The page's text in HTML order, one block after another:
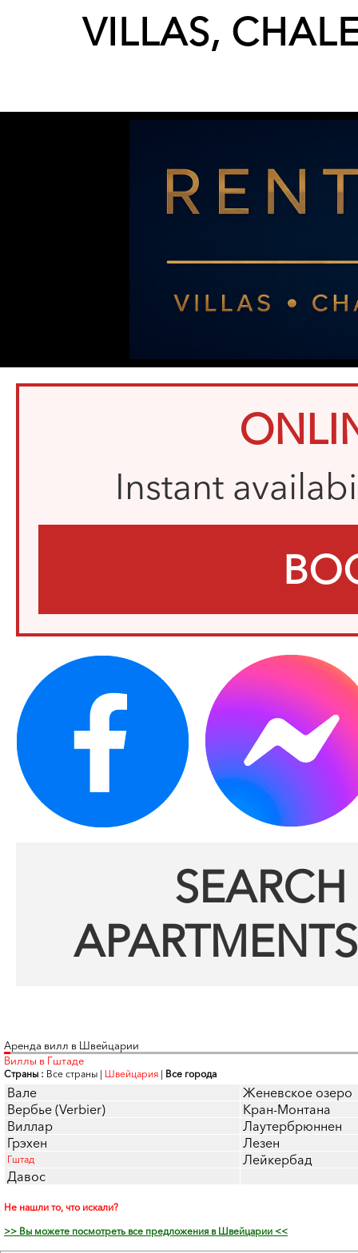
VILLAS,
Instant
Аренда вилл в Швейцарии
Виллы в Гштаде
Страны : Все страны | Швейцария | Все города
Вале
Женевское озеро
Вербье (Verbier)
Кран-Монтана
Виллар
Лаутербрюннен
Грэхен
Лезен
Гштад
Лейкербад
Давос
Не нашли то, что искали?
>> Вы можете посмотреть все предложения в Швейцарии <<